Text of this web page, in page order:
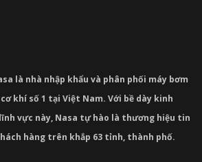
là nhà nhập khẩu và phân phối máy bơm
khí số 1 tại Việt Nam. Với bề dày kinh
vực này, Nasa tự hào là thương hiệu tin
hàng trên khắp 63 tỉnh, thành phố.